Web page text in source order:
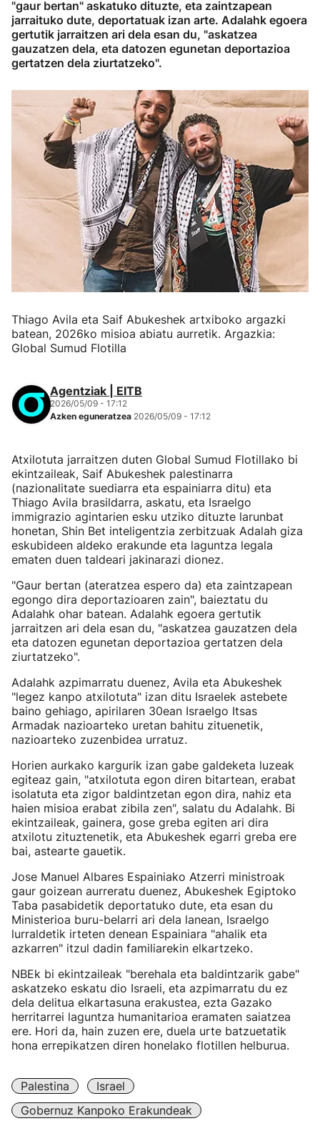
"gaur bertan" askatuko dituzte, eta zaintzapean
jarraituko dute, deportatuak izan arte. Adalahk egoera
gertutik jarraitzen ari dela esan du, "askatzea
gauzatzen dela, eta datozen egunetan deportazioa
gertatzen dela ziurtatzeko".
Thiago Avila eta Saif Abukeshek artxiboko argazki
batean, 2026ko misioa abiatu aurretik. Argazkia:
Global Sumud Flotilla
Agentziak | EITB
2026/05/09 - 17:12
Azken eguneratzea 2026/05/09 - 17:12
Atxilotuta jarraitzen duten Global Sumud Flotillako bi
ekintzaileak, Saif Abukeshek palestinarra
(nazionalitate suediarra eta espainiarra ditu) eta
Thiago Avila brasildarra, askatu, eta Israelgo
immigrazio agintarien esku utziko dituzte larunbat
honetan, Shin Bet inteligentzia zerbitzuak Adalah giza
eskubideen aldeko erakunde eta laguntza legala
ematen duen taldeari jakinarazi dionez.
"Gaur bertan (ateratzea espero da) eta zaintzapean
egongo dira deportazioaren zain", baieztatu du
Adalahk ohar batean. Adalahk egoera gertutik
jarraitzen ari dela esan du, "askatzea gauzatzen dela
eta datozen egunetan deportazioa gertatzen dela
ziurtatzeko".
Adalahk azpimarratu duenez, Avila eta Abukeshek
"legez kanpo atxilotuta" izan ditu Israelek astebete
baino gehiago, apirilaren 30ean Israelgo Itsas
Armadak nazioarteko uretan bahitu zituenetik,
nazioarteko zuzenbidea urratuz.
Horien aurkako kargurik izan gabe galdeketa luzeak
egiteaz gain, "atxilotuta egon diren bitartean, erabat
isolatuta eta zigor baldintzetan egon dira, nahiz eta
haien misioa erabat zibila zen", salatu du Adalahk. Bi
ekintzaileak, gainera, gose greba egiten ari dira
atxilotu zituztenetik, eta Abukeshek egarri greba ere
bai, astearte gauetik.
Jose Manuel Albares Espainiako Atzerri ministroak
gaur goizean aurreratu duenez, Abukeshek Egiptoko
Taba pasabidetik deportatuko dute, eta esan du
Ministerioa buru-belarri ari dela lanean, Israelgo
lurraldetik irteten denean Espainiara "ahalik eta
azkarren" itzul dadin familiarekin elkartzeko.
NBEk bi ekintzaileak "berehala eta baldintzarik gabe"
askatzeko eskatu dio Israeli, eta azpimarratu du ez
dela delitua elkartasuna erakustea, ezta Gazako
herritarrei laguntza humanitarioa eramaten saiatzea
ere. Hori da, hain zuzen ere, duela urte batzuetatik
hona errepikatzen diren honelako flotillen helburua.
Palestina
Israel
Gobernuz Kanpoko Erakundeak